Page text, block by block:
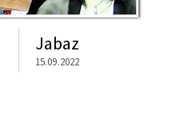
Jabaz
15.09.2022